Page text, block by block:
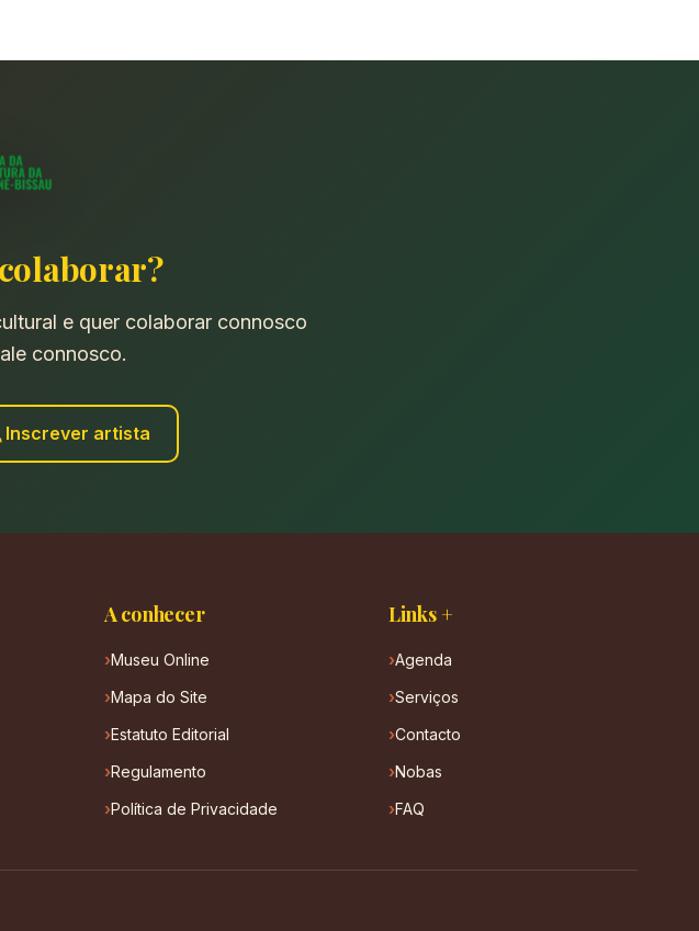
e quer colaborar connosco
connosco.
Inscrever artista
A conhecer
Museu Online
Mapa do Site
Estatuto Editorial
Regulamento
Política de Privacidade
Links +
Agenda
Serviços
Contacto
Nobas
FAQ